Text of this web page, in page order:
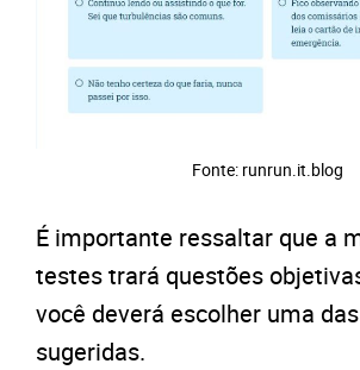
Fonte: runrun.it.blog
É importante ressaltar que a
testes trará questões
você deverá escolher uma
sugeridas.